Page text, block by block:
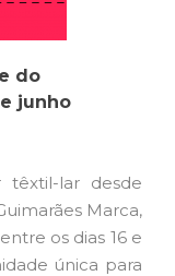
do
junho
têxtil-lar desde
Marca,
os dias 16 e
única para